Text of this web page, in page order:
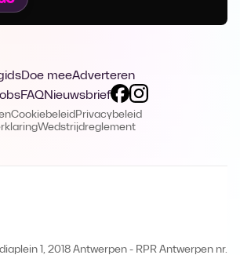
Doe meeAdverteren
FAQNieuwsbrief
Cookiebeleid Privacybeleid
Wedstrijdreglement
1, 2018 Antwerpen - RPR Antwerpen nr.